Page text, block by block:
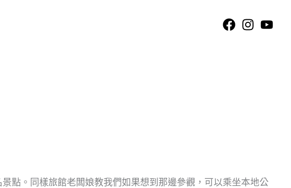
點。同樣旅館老闆娘教我們如果想到那邊參觀，可以乘坐本地公